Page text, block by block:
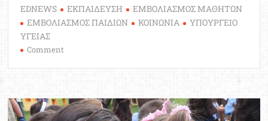
EDNEWS ΕΚΠΑΙΔΕΥΣΗ
ΕΜΒΟΛΙΑΣΜΟΣ ΜΑΘΗΤΩΝ
ΕΜΒΟΛΙΑΣΜΟΣ ΠΑΙΔΙΩΝ
ΚΟΙΝΩΝΙΑ
ΥΠΟΥΡΓΕΙΟ
ΥΓΕΙΑΣ
Comment
για
τους